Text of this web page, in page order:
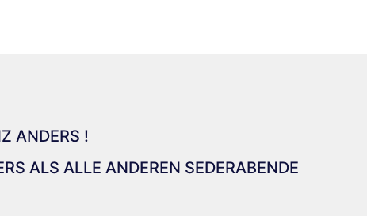
ANDERS !
ALS ALLE ANDEREN SEDERABENDE